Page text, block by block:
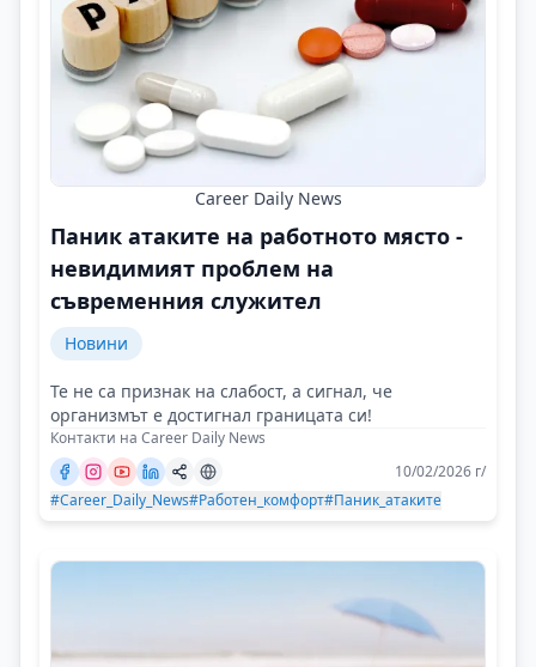
Career Daily News
Паник атаките на работното място -
невидимият проблем на
съвременния служител
Новини
Те не са признак на слабост, а сигнал, че
организмът е достигнал границата си!
Контакти на Career Daily News
10/02/2026 г/
#Career_Daily_News#Работен_комфорт#Паник_атаките